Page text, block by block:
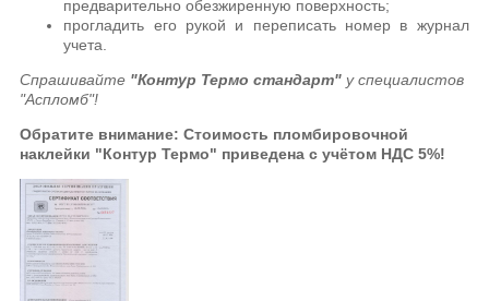
предварительно обезжиренную поверхность;
прогладить его рукой и переписать номер в журнал
учета.
Спрашивайте "Контур Термо стандарт" у специалистов
"Аспломб"!
Обратите внимание: Стоимость пломбировочной
наклейки "Контур Термо" приведенас учётом НДС 5%!